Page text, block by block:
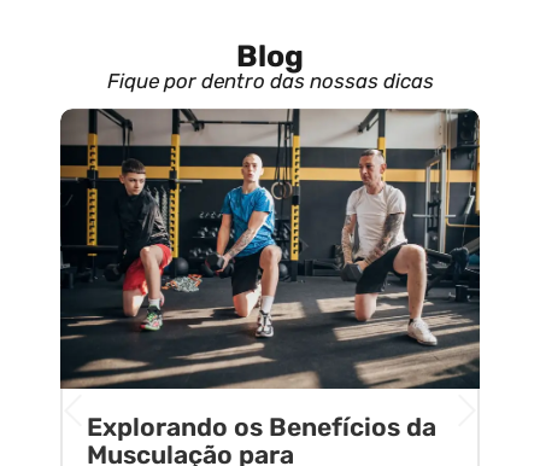
Blog
Fique por dentro das nossas dicas
Explorando os Benefícios da
Musculação para